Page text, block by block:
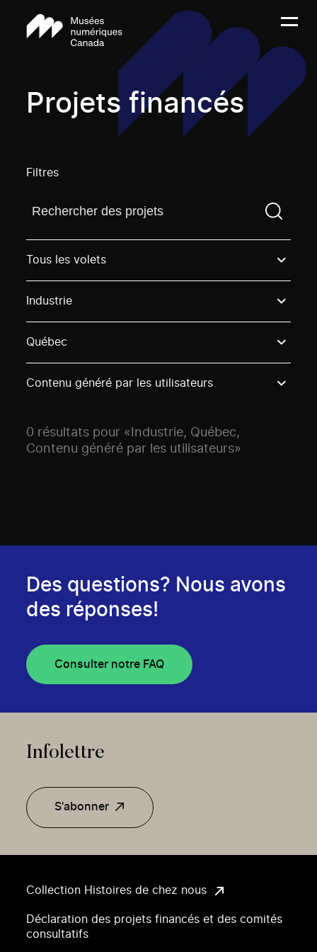
Projets financés
Filtres
Trouvez un projetVous devez saisir un terme de
Tous les volets
Industrie
Québec
Contenu généré par les utilisateurs
0 résultats pour «Industrie, Québec,
Contenu généré par les utilisateurs»
Collection Histoires de chez nous
Déclaration des projets financés et des comités
consultatifs
Des questions? Nous avons
des réponses!
Consulter notre FAQ
Infolettre
S'abonner